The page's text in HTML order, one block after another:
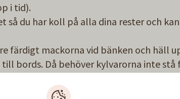
i tid).
så du har koll på alla dina rester och
färdigt mackorna vid bänken och häll
bords. Då behöver kylvarorna inte stå
Stäng kylskåpet medan du grejar.
i sina förpackningar
. De